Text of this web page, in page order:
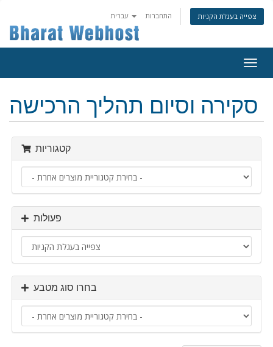
התחברות צפייה בעגלת הקניות
ניווט
סקירה וסיום תהליך הרכישה
קטגוריות
פעולות
בחרו סוג מטבע